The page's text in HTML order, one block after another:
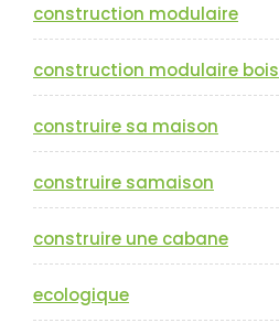
construction modulaire
construction modulaire bois
construire sa maison
construire samaison
construire une cabane
ecologique